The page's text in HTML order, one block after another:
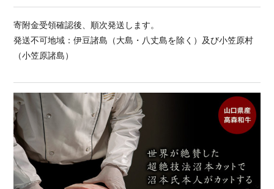
寄附金受領確認後、順次発送します。
発送不可地域：伊豆諸島（大島・八丈島を除く）及び小笠原村
（小笠原諸島）